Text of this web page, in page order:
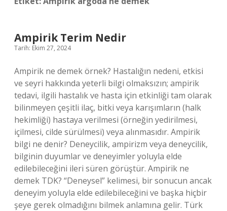
Ampirik Terim Nedir
Tarih: Ekim 27, 2024
Ampirik ne demek örnek? Hastalığın nedeni, etkisi
ve seyri hakkında yeterli bilgi olmaksızın; ampirik
tedavi, ilgili hastalık ve hasta için etkinliği tam olarak
bilinmeyen çeşitli ilaç, bitki veya karışımların (halk
hekimliği) hastaya verilmesi (örneğin yedirilmesi,
içilmesi, cilde sürülmesi) veya alınmasıdır. Ampirik
bilgi ne denir? Deneycilik, ampirizm veya deneycilik,
bilginin duyumlar ve deneyimler yoluyla elde
edilebileceğini ileri süren görüştür. Ampirik ne
demek TDK? “Deneysel” kelimesi, bir sonucun ancak
deneyim yoluyla elde edilebileceğini ve başka hiçbir
şeye gerek olmadığını bilmek anlamına gelir. Türk